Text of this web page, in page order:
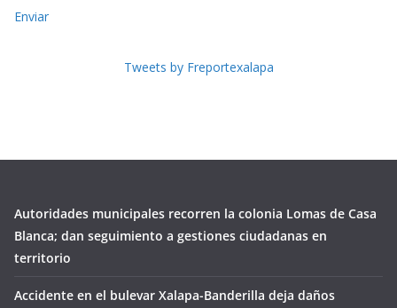
Enviar
Tweets by Freportexalapa
Autoridades municipales recorren la colonia Lomas de Casa
Blanca; dan seguimiento a gestiones ciudadanas en
territorio
Accidente en el bulevar Xalapa-Banderilla deja daños